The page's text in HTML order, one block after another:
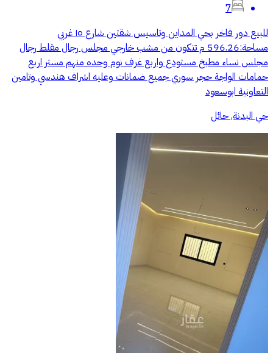
7
للبيع دور فاخر بحي المداين وتاسيس شقتين شارع ١٥ غربي
مساحة:596.26 م تتكون من مشب خارجي مجلس رجال مقلط رجال
مجلس نساء مطبخ مستودع واربع غرف نوم وحده منهم مستر اربع
حمامات الواجة حجر سوري جميع ضمانات وعليه اشراف هندسي وتامين
التعاونية ابوسعود
حي البدنة, حائل